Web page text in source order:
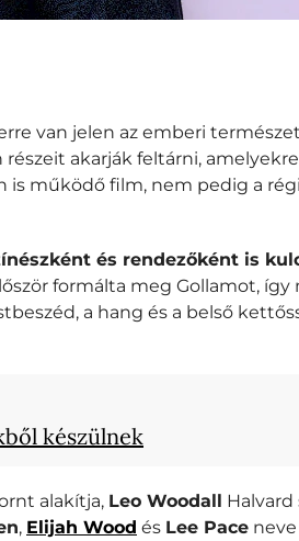
van jelen az emberi
akarják feltárni,
is működő film, nem pedig a
és rendezőként is
formálta meg Gollamot,
a hang és a belső
készülnek
alakítja, Leo Woodall
, Elijah Wood és Lee Pace